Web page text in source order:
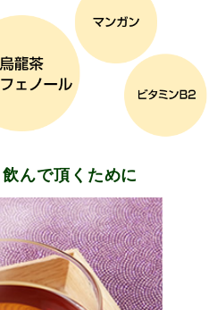
んで頂くために